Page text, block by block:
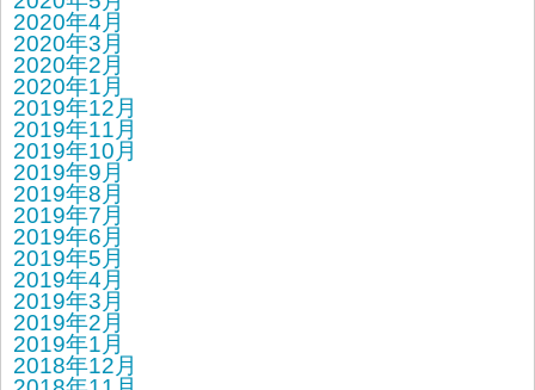
2020年4月
2020年3月
2020年2月
2020年1月
2019年12月
2019年11月
2019年10月
2019年9月
2019年8月
2019年7月
2019年6月
2019年5月
2019年4月
2019年3月
2019年2月
2019年1月
2018年12月